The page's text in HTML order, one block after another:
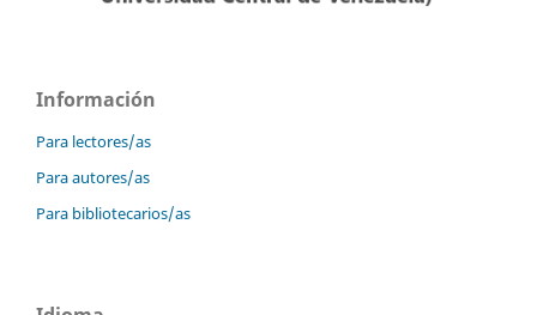
Información
Para lectores/as
Para autores/as
Para bibliotecarios/as